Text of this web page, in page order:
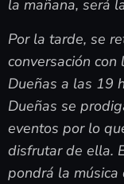
la mañana, será
Por la tarde, se
conversación con
Dueñas a las 19
Dueñas se
eventos por lo
disfrutar de ella.
pondrá la música